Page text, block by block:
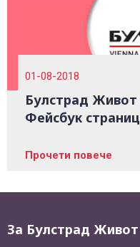
01-08-2018
Булстрад
Фейсбук
Прочети повече
За Булстрад Живот